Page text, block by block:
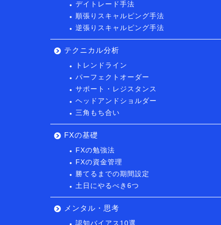
デイトレード手法
順張りスキャルピング手法
逆張りスキャルピング手法
テクニカル分析
トレンドライン
パーフェクトオーダー
サポート・レジスタンス
ヘッドアンドショルダー
三角もち合い
FXの基礎
FXの勉強法
FXの資金管理
勝てるまでの期間設定
土日にやるべき6つ
メンタル・思考
認知バイアス10選